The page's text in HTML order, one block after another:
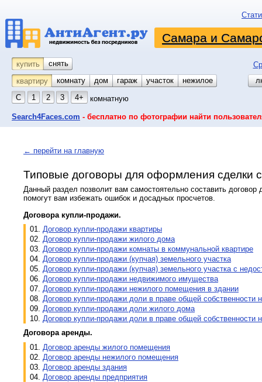
Самара и
купить снять
квартиру
комнату койко-место
дом гараж участок
нежилое
С
1 2 3 4+ комнатную
Search4Faces.com - бесплатно по фотографии найти
← перейти на главную
Типовые договоры для оформления сделки
Данный раздел позволит вам самостоятельно составить
помогут вам избежать ошибок и досадных просчетов.
Договора купли-продажи.
01. Договор купли-продажи квартиры
02. Договор купли-продажи жилого дома
03. Договор купли-продажи комнаты в коммунальной квартире
04. Договор купли-продажи (купчая) земельного участка
05. Договор купли-продажи (купчая) земельного участка с
06. Договор купли-продажи недвижимого имущества
07. Договор купли-продажи нежилого помещения в здании
08. Договор купли-продажи доли в праве общей собственности
09. Договор купли-продажи доли жилого дома
10. Договор купли-продажи доли в праве общей собственности
Договора аренды.
01. Договор аренды жилого помещения
02. Договор аренды нежилого помещения
03. Договор аренды здания
04. Договор аренды предприятия